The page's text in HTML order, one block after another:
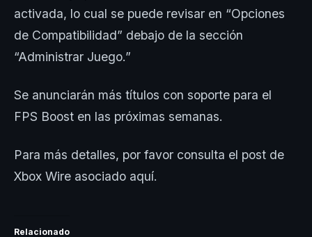
activada, lo cual se puede revisar en “Opciones
de Compatibilidad” debajo de la sección
“Administrar Juego.”
Se anunciarán más títulos con soporte para el
FPS Boost en las próximas semanas.
Para más detalles, por favor consulta el post de
Xbox Wire asociado aquí.
Relacionado